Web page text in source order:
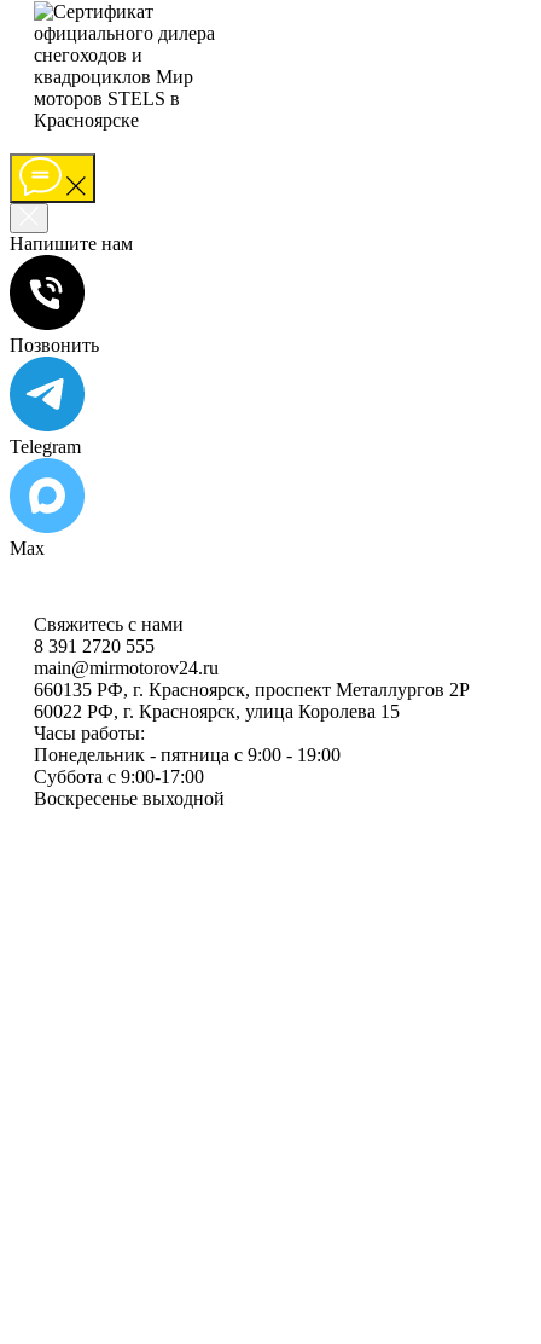
Напишите нам
Позвонить
Telegram
Max
Свяжитесь с нами
8 391 2720 555
main@mirmotorov24.ru
660135 РФ, г. Красноярск, проспект Металлургов 2Р
60022 РФ, г. Красноярск, улица Королева 15
Часы работы:
Понедельник - пятница с 9:00 - 19:00
Суббота с 9:00-17:00
Воскресенье выходной